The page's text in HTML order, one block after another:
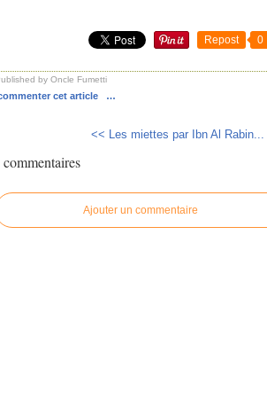
Repost 0
by Oncle Fumetti
cet article …
<< Les miettes par Ibn Al Rabin...
commentaires
Ajouter un commentaire